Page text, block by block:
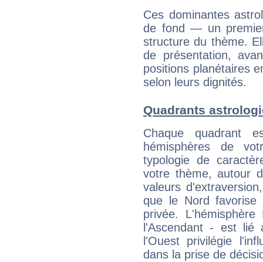
Ces dominantes
de fond — un
structure du thème.
de présentation,
positions planétaires
selon leurs dignités.
Quadrants
Chaque quadrant
hémisphères de
typologie de
votre thème, autour
valeurs
que le Nord favorise
privée.
l'Ascendant - est
l'Ouest privilégie
dans la prise de